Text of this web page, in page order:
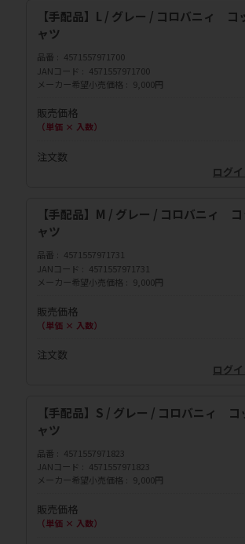
【手配品】L / グレー / コロバニィ
ャツ
品番
4571557971700
JANコード
4571557971700
メーカー希望小売価格
9,000円
販売価格
（単価 × 入数）
注文数
ログ
【手配品】M / グレー / コロバニィ
ャツ
品番
4571557971731
JANコード
4571557971731
メーカー希望小売価格
9,000円
販売価格
（単価 × 入数）
注文数
ログ
【手配品】S / グレー / コロバニィ
ャツ
品番
4571557971823
JANコード
4571557971823
メーカー希望小売価格
9,000円
販売価格
（単価 × 入数）